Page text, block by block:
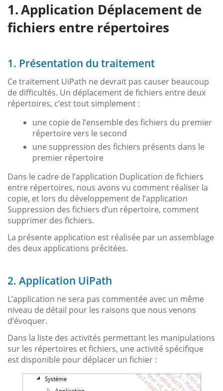
Application Déplacement de
fichiers entre répertoires
1. Présentation du traitement
Ce traitement UiPath ne devrait pas causer beaucoup
de difficultés. Un déplacement de fichiers entre deux
répertoires, c’est tout simplement :
une copie de l’ensemble des fichiers du premier
répertoire vers le second
une suppression des fichiers présents dans le
premier répertoire
Dans le cadre de l’application Duplication de fichiers
entre répertoires, nous avons vu comment réaliser la
copie, et lors du développement de l’application
Suppression des fichiers d’un répertoire, comment
supprimer des fichiers.
La présente application est réalisée par un assemblage
des deux applications précitées.
2. Application UiPath
L’application ne sera pas commentée avec un même
niveau de détail pour les raisons que nous venons
d’évoquer.
Dans la liste des activités permettant les manipulations
sur les répertoires et fichiers, une activité spécifique
est disponible pour déplacer un fichier :